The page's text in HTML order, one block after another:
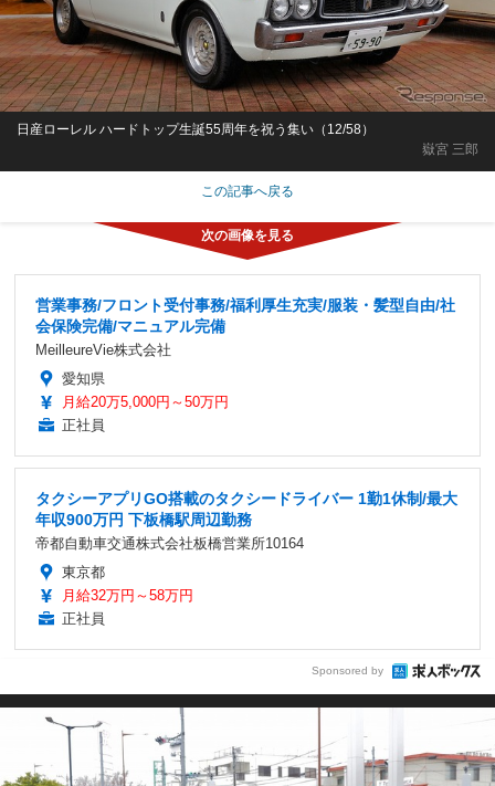
嶽宮 三郎
日産ローレル ハードトップ生誕55周年を祝う集い（12/58）
この記事へ戻る
営業事務/フロント受付事務/福利厚生充実/服装・髪型自由/社
会保険完備/マニュアル完備
MeilleureVie株式会社
愛知県
月給20万5,000円～50万円
正社員
タクシーアプリGO搭載のタクシードライバー 1勤1休制/最大
年収900万円 下板橋駅周辺勤務
帝都自動車交通株式会社板橋営業所10164
東京都
月給32万円～58万円
正社員
Sponsored by